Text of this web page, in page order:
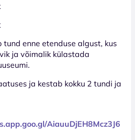
enne etenduse algust, kus
ja võimalik külastada
ja kestab kokku 2 tundi ja
AiauuDjEH8Mcz3J6